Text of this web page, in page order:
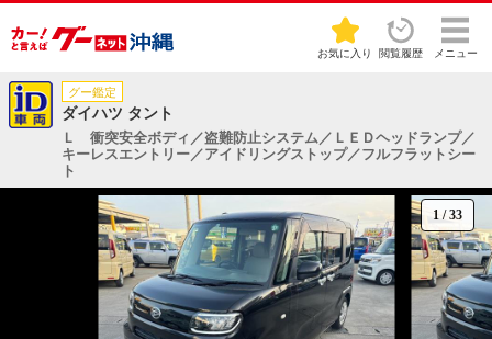
お気に入り 閲覧履歴 メニュー
グー鑑定
ダイハツ タント
Ｌ 衝突安全ボディ／盗難防止システム／ＬＥＤヘッドランプ／
キーレスエントリー／アイドリングストップ／フルフラットシー
ト
1 /33